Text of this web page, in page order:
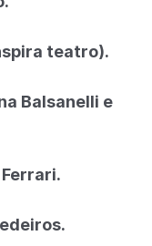
teatro).
Balsanelli e